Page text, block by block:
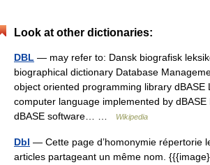
Look at other dictionaries:
DBL — may refer to: Dansk biografisk
biographical dictionary Database
object oriented programming library dBASE
computer language implemented by dBASE
dBASE software… …
Wikipedia
Dbl — Cette page d’homonymie répertorie
articles partageant un même nom.